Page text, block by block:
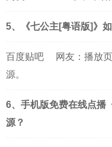
5、《七公主[粤语版]》
百度贴吧
网友：播放
源。
6、手机版免费在线点播
源？